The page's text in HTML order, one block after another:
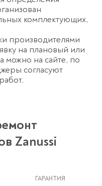
комплектующих,
производителями
на плановый или
можно на сайте, по
согласуют
Zanussi
ГАРАНТИЯ